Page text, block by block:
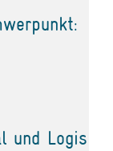
und Logis